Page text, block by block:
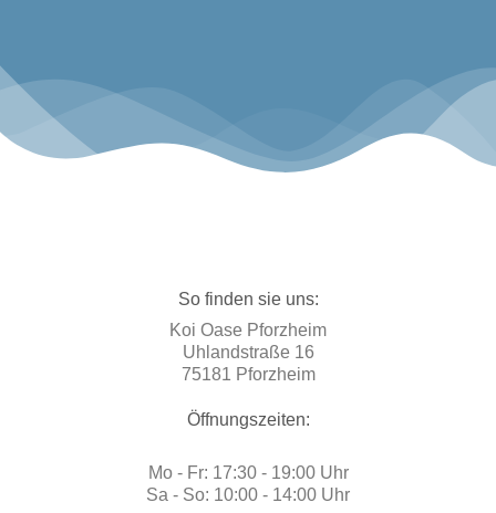
Koi sind vom kostenfreien Versand ausgenommen, die Versandkosten
werden je nach Gewicht gesondert in Rechnung gestellt.
So finden sie uns:
Koi Oase Pforzheim
Uhlandstraße 16
75181 Pforzheim
Öffnungszeiten:
Mo - Fr: 17:30 - 19:00 Uhr
Sa - So: 10:00 - 14:00 Uhr